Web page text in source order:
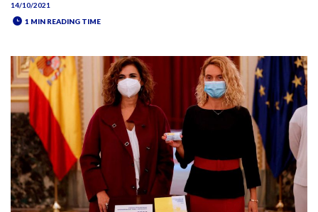
14/10/2021
1 MIN READING TIME